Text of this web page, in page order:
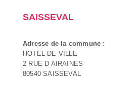
SAISSEVAL
Adresse de la commune :
HOTEL DE VILLE
2 RUE D AIRAINES
80540 SAISSEVAL